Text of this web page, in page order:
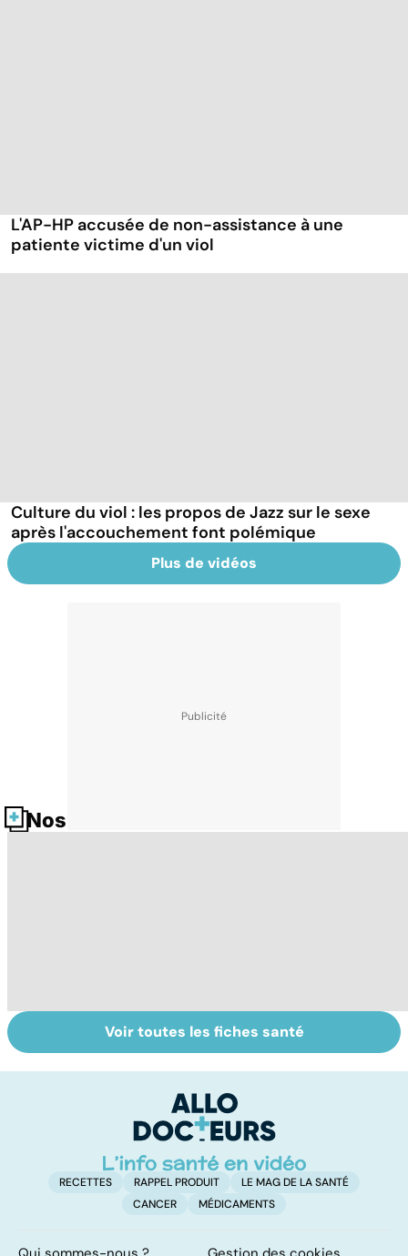
L'AP-HP accusée de non-assistance à une
patiente victime d'un viol
Culture du viol : les propos de Jazz sur le sexe
après l'accouchement font polémique
Plus de vidéos
Nos fiches santé
Violences
sexuelles :
Viol : quelle prise
en charge pour
Voir toutes les fiches santé
RECETTES RAPPEL PRODUIT
LE MAG DE LA SANTÉ
CANCER
MÉDICAMENTS